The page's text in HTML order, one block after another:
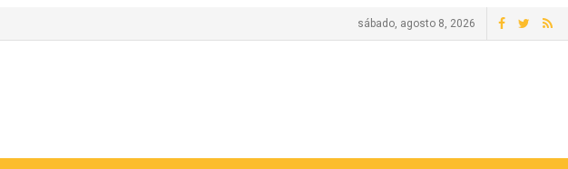
sábado, agosto 8, 2026